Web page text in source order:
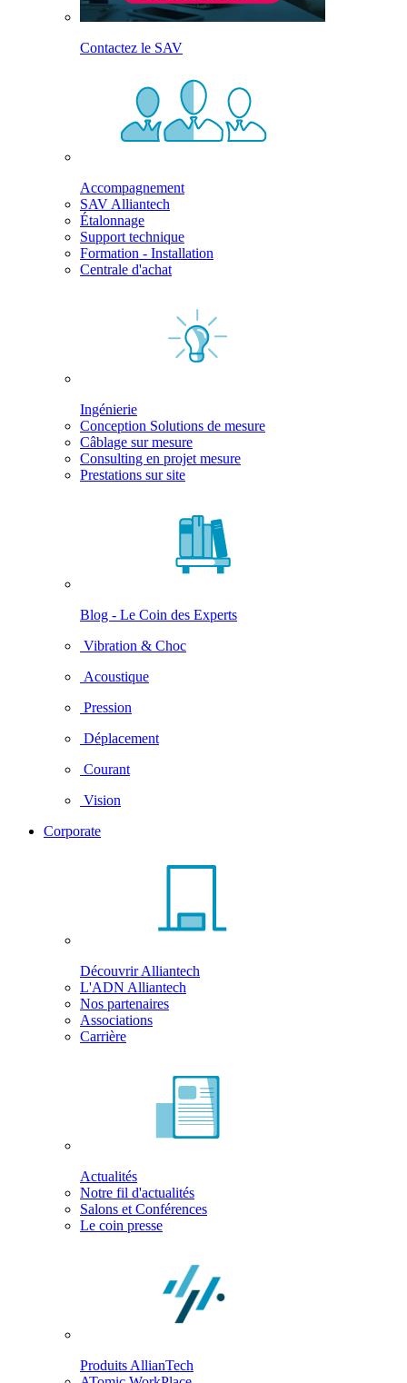
Contactez le SAV
Accompagnement
SAV Alliantech
Étalonnage
Support technique
Formation - Installation
Centrale d'achat
Ingénierie
Conception Solutions de mesure
Câblage sur mesure
Consulting en projet mesure
Prestations sur site
Blog - Le Coin des Experts
Vibration & Choc
Acoustique
Pression
Déplacement
Courant
Vision
Corporate
Découvrir Alliantech
L'ADN Alliantech
Nos partenaires
Associations
Carrière
Actualités
Notre fil d'actualités
Salons et Conférences
Le coin presse
Produits AllianTech